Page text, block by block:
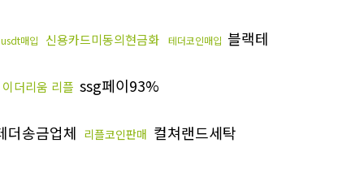
usdt매입 신용카드미동의현금화 테더코인매입 블랙테
이더리움 리플 ssg페이93%
더송금업체 리플코인판매 컬쳐랜드세탁